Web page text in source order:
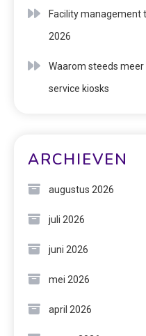
Facility management
2026
Waarom steeds
service kiosks
ARCHIEVEN
augustus 2026
juli 2026
juni 2026
mei 2026
april 2026